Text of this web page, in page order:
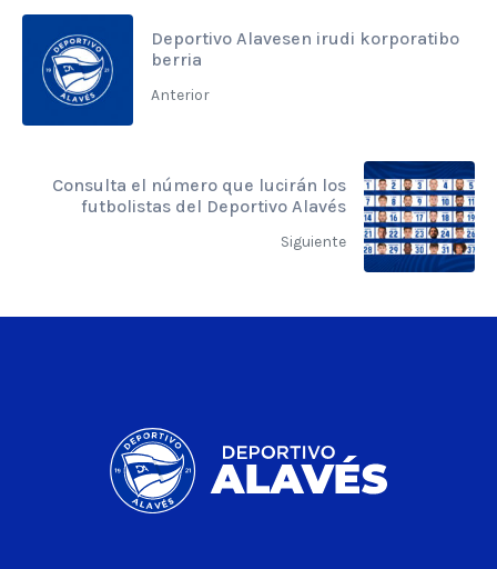
Deportivo Alavesen irudi korporatibo
berria
Anterior
Consulta el número que lucirán los
futbolistas del Deportivo Alavés
Siguiente